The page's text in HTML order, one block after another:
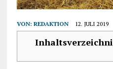
VON: REDAKTION 12. JULI 2019